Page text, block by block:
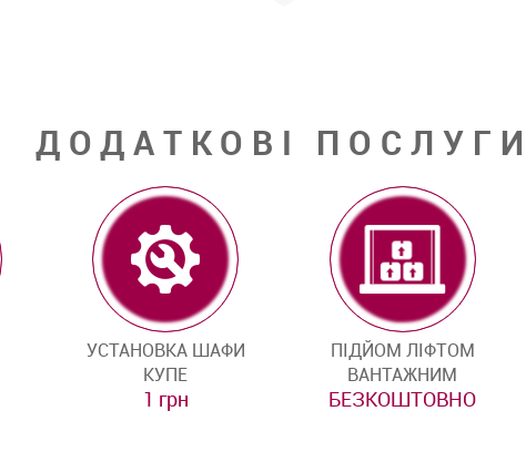
ДОДАТКОВІ ПОСЛУГИ
УСТАНОВКА ШАФИ
КУПЕ
1 грн
ПІДЙОМ ЛІФТОМ
ВАНТАЖНИМ
БЕЗКОШТОВНО